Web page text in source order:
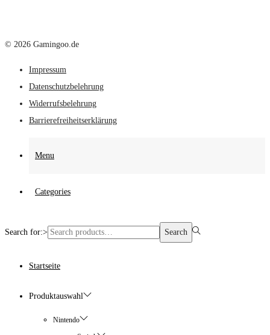
© 2026 Gamingoo.de
Impressum
Datenschutzbelehrung
Widerrufsbelehrung
Barrierefreiheitserklärung
Menu
Categories
Search for:> Search
Startseite
Produktauswahl
Nintendo